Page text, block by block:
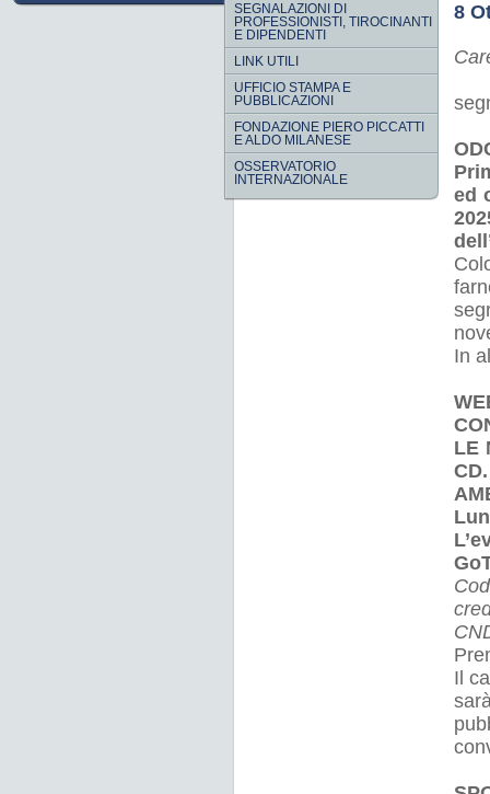
SEGNALAZIONI DI
PROFESSIONISTI, TIROCINANTI
E DIPENDENTI
LINK UTILI
UFFICIO STAMPA E
PUBBLICAZIONI
FONDAZIONE PIERO PICCATTI
E ALDO MILANESE
OSSERVATORIO
INTERNAZIONALE
8
ed
In
LE
Il